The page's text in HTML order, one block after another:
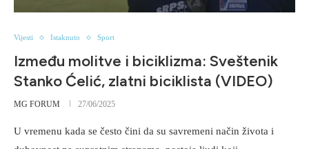
Vijesti Istaknuto Sport
Između molitve i biciklizma: Sveštenik
Stanko Ćelić, zlatni biciklista (VIDEO)
MG FORUM 27/06/2025
U vremenu kada se često čini da su savremeni način života i